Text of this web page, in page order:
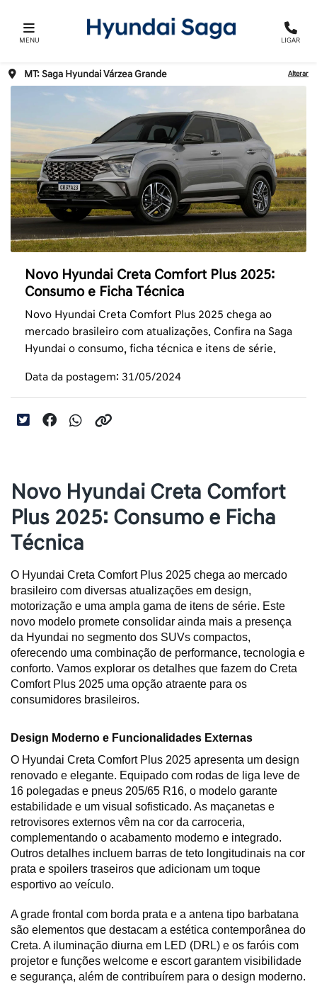
MENU LIGAR
MT: Saga Hyundai Várzea Grande Alterar
Novo Hyundai Creta Comfort Plus 2025:
Consumo e Ficha Técnica
Novo Hyundai Creta Comfort Plus 2025 chega ao
mercado brasileiro com atualizações. Confira na Saga
Hyundai o consumo, ficha técnica e itens de série.
Data da postagem: 31/05/2024
Novo Hyundai Creta Comfort
Plus 2025: Consumo e Ficha
Técnica
O Hyundai Creta Comfort Plus 2025 chega ao mercado
brasileiro com diversas atualizações em design,
motorização e uma ampla gama de itens de série. Este
novo modelo promete consolidar ainda mais a presença
da Hyundai no segmento dos SUVs compactos,
oferecendo uma combinação de performance, tecnologia e
conforto. Vamos explorar os detalhes que fazem do Creta
Comfort Plus 2025 uma opção atraente para os
consumidores brasileiros.
Design Moderno e Funcionalidades Externas
O Hyundai Creta Comfort Plus 2025 apresenta um design
renovado e elegante. Equipado com rodas de liga leve de
16 polegadas e pneus 205/65 R16, o modelo garante
estabilidade e um visual sofisticado. As maçanetas e
retrovisores externos vêm na cor da carroceria,
complementando o acabamento moderno e integrado.
Outros detalhes incluem barras de teto longitudinais na cor
prata e spoilers traseiros que adicionam um toque
esportivo ao veículo.
A grade frontal com borda prata e a antena tipo barbatana
são elementos que destacam a estética contemporânea do
Creta. A iluminação diurna em LED (DRL) e os faróis com
projetor e funções welcome e escort garantem visibilidade
e segurança, além de contribuírem para o design moderno.